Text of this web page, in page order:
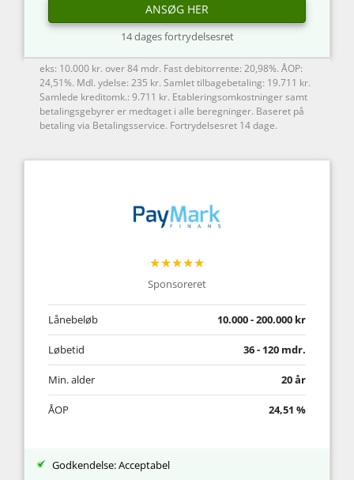
ANSØG HER
14 dages fortrydelsesret
eks: 10.000 kr. over 84 mdr. Fast debitorrente: 20,98%. ÅOP:
24,51%. Mdl. ydelse: 235 kr. Samlet tilbagebetaling: 19.711 kr.
Samlede kreditomk.: 9.711 kr. Etableringsomkostninger samt
betalingsgebyrer er medtaget i alle beregninger. Baseret på
betaling via Betalingsservice. Fortrydelsesret 14 dage.
★★★★★
Sponsoreret
Lånebeløb 10.000 - 200.000 kr
Løbetid 36 - 120 mdr.
Min. alder 20 år
ÅOP 24,51 %
Godkendelse: Acceptabel